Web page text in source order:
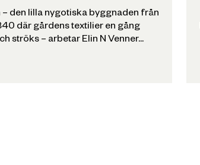
– den lilla nygotiska byggnaden från
där gårdens textilier en gång
ströks – arbetar Elin N Venner...